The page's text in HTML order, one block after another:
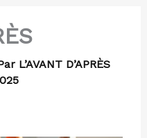
L’AVANT D’APRÈS